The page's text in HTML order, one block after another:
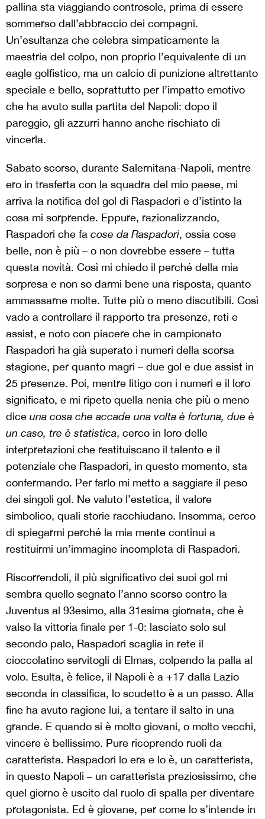
pallina sta viaggiando controsole, prima di essere
sommerso dall’abbraccio dei compagni.
Un’esultanza che celebra simpaticamente la
maestria del colpo, non proprio l’equivalente di un
eagle golfistico, ma un calcio di punizione altrettanto
speciale e bello, soprattutto per l’impatto emotivo
che ha avuto sulla partita del Napoli: dopo il
pareggio, gli azzurri hanno anche rischiato di
vincerla.
Sabato scorso, durante Salernitana-Napoli, mentre
ero in trasferta con la squadra del mio paese, mi
arriva la notifica del gol di Raspadori e d’istinto la
cosa mi sorprende. Eppure, razionalizzando,
Raspadori che fa cose da Raspadori, ossia cose
belle, non è più – o non dovrebbe essere – tutta
questa novità. Così mi chiedo il perché della mia
sorpresa e non so darmi bene una risposta, quanto
ammassarne molte. Tutte più o meno discutibili. Così
vado a controllare il rapporto tra presenze, reti e
assist, e noto con piacere che in campionato
Raspadori ha già superato i numeri della scorsa
stagione, per quanto magri – due gol e due assist in
25 presenze. Poi, mentre litigo con i numeri e il loro
significato, e mi ripeto quella nenia che più o meno
dice una cosa che accade una volta è fortuna, due è
un caso, tre è statistica, cerco in loro delle
interpretazioni che restituiscano il talento e il
potenziale che Raspadori, in questo momento, sta
confermando. Per farlo mi metto a saggiare il peso
dei singoli gol. Ne valuto l’estetica, il valore
simbolico, quali storie racchiudano. Insomma, cerco
di spiegarmi perché la mia mente continui a
restituirmi un’immagine incompleta di Raspadori.
Riscorrendoli, il più significativo dei suoi gol mi
sembra quello segnato l’anno scorso contro la
Juventus al 93esimo, alla 31esima giornata, che è
valso la vittoria finale per 1-0: lasciato solo sul
secondo palo, Raspadori scaglia in rete il
cioccolatino servitogli di Elmas, colpendo la palla al
volo. Esulta, è felice, il Napoli è a +17 dalla Lazio
seconda in classifica, lo scudetto è a un passo. Alla
fine ha avuto ragione lui, a tentare il salto in una
grande. E quando si è molto giovani, o molto vecchi,
vincere è bellissimo. Pure ricoprendo ruoli da
caratterista. Raspadori lo era e lo è, un caratterista,
in questo Napoli – un caratterista preziosissimo, che
quel giorno è uscito dal ruolo di spalla per diventare
protagonista. Ed è giovane, per come lo s’intende in